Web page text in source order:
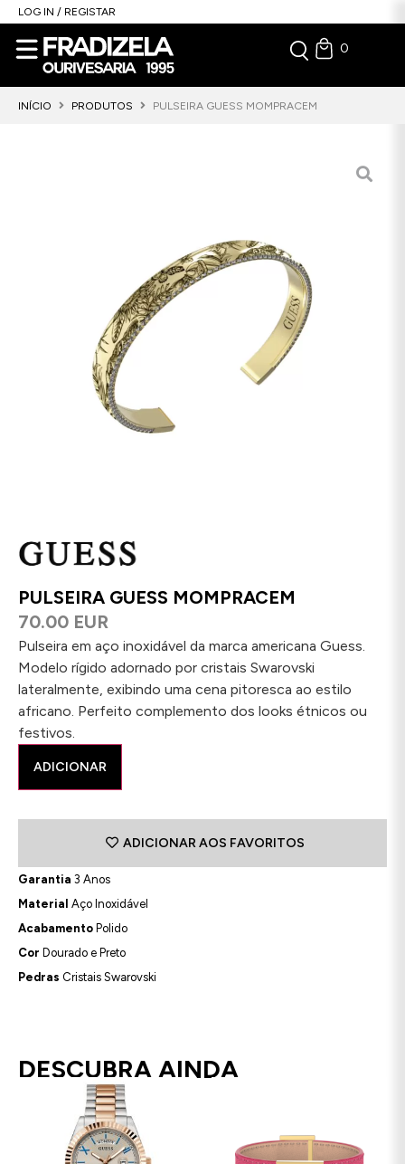
LOG IN / REGISTAR
0
INÍCIO PRODUTOS PULSEIRA GUESS MOMPRACEM
PULSEIRA GUESS MOMPRACEM
70.00 EUR
Pulseira em aço inoxidável da marca americana Guess.
Modelo rígido adornado por cristais Swarovski
lateralmente, exibindo uma cena pitoresca ao estilo
africano. Perfeito complemento dos looks étnicos ou
festivos.
ADICIONAR
ADICIONAR AOS FAVORITOS
Garantia 3 Anos
Material Aço Inoxidável
Acabamento Polido
Cor Dourado e Preto
Pedras Cristais Swarovski
DESCUBRA AINDA